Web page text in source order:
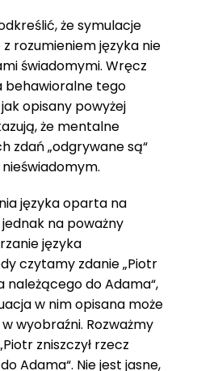
że symulacje
rozumieniem języka nie
świadomymi. Wręcz
behawioralne tego
opisany powyżej
że mentalne
zdań „odgrywane są“
języka oparta na
na poważny
języka
czytamy zdanie „Piotr
należącego do Adama“,
w nim opisana może
wyobraźni. Rozważmy
zniszczył rzecz
Adama“. Nie jest jasne,